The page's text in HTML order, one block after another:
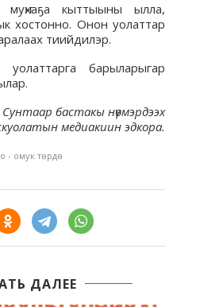
кыттыыны ылла,
хостонно. Онон уолаттар
тиийдилэр.
уолаттарга барыларыгар
бастакы нүөмэрдээх
медиакиин эдкора.
- омук төрдө
ДАЛЕЕ